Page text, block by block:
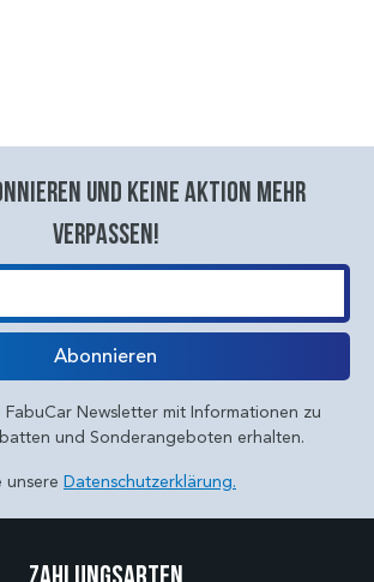
und keine aktion mehr
verpassen!
Abonnieren
Newsletter mit Informationen zu
und Sonderangeboten erhalten.
unsere Datenschutzerklärung.
Zahlungsarten